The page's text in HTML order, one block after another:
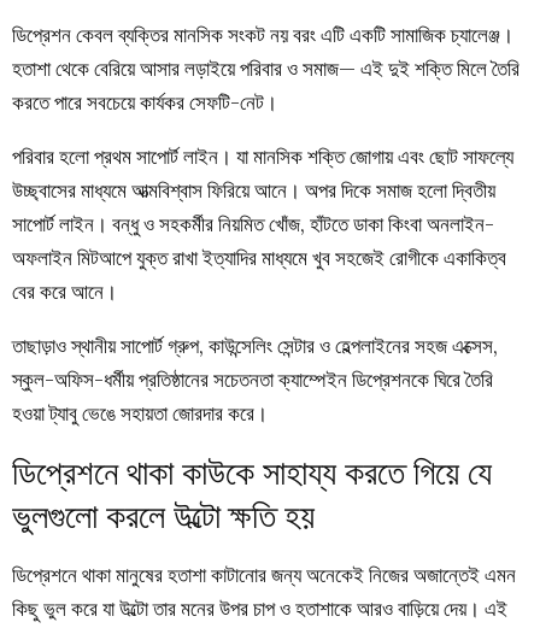
ডিপ্রেশন কেবল ব্যক্তির মানসিক সংকট নয় বরং এটি একটি সামাজিক চ্যালেঞ্জ।
হতাশা থেকে বেরিয়ে আসার লড়াইয়ে পরিবার ও সমাজ— এই দুই শক্তি মিলে তৈরি
করতে পারে সবচেয়ে কার্যকর সেফটি-নেট।
পরিবার হলো প্রথম সাপোর্ট লাইন। যা মানসিক শক্তি জোগায় এবং ছোট সাফল্যে
উচ্ছ্বাসের মাধ্যমে আত্মবিশ্বাস ফিরিয়ে আনে। অপর দিকে সমাজ হলো দ্বিতীয়
সাপোর্ট লাইন। বন্ধু ও সহকর্মীর নিয়মিত খোঁজ, হাঁটতে ডাকা কিংবা অনলাইন-
অফলাইন মিটআপে যুক্ত রাখা ইত্যাদির মাধ্যমে খুব সহজেই রোগীকে একাকিত্ব
বের করে আনে।
তাছাড়াও স্থানীয় সাপোর্ট গ্রুপ, কাউন্সেলিং সেন্টার ও হেল্পলাইনের সহজ এক্সেস,
স্কুল-অফিস-ধর্মীয় প্রতিষ্ঠানের সচেতনতা ক্যাম্পেইন ডিপ্রেশনকে ঘিরে তৈরি
হওয়া ট্যাবু ভেঙে সহায়তা জোরদার করে।
ডিপ্রেশনে থাকা কাউকে সাহায্য করতে গিয়ে যে
ভুলগুলো করলে উল্টো ক্ষতি হয়
ডিপ্রেশনে থাকা মানুষের হতাশা কাটানোর জন্য অনেকেই নিজের অজান্তেই এমন
কিছু ভুল করে যা উল্টো তার মনের উপর চাপ ও হতাশাকে আরও বাড়িয়ে দেয়। এই